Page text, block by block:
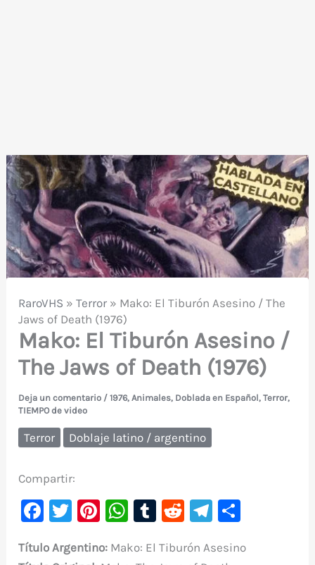
RaroVHS »Terror » Mako: El Tiburón Asesino / The
Jaws of Death (1976)
Mako: El Tiburón Asesino /
The Jaws of Death (1976)
Deja un comentario /1976,Animales, Doblada en Español,Terror,
TIEMPO de video
Terror Doblaje latino / argentino
Compartir:
F
c
T
it
Pi
er
W
at
T
m
R
d
Te
gr m
Título Argentino: Mako: El Tiburón Asesino